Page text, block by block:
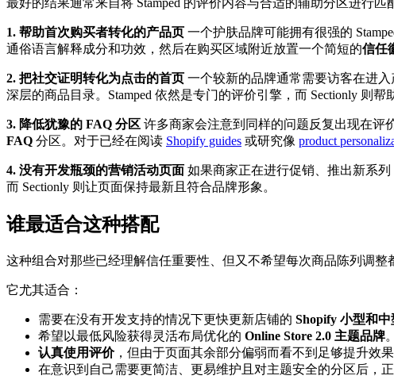
最好的结果通常来自将 Stamped 的评价内容与合适的辅助分区进行匹
1. 帮助首次购买者转化的产品页 一个护肤品牌可能拥有很强的
通俗语言解释成分和功效，然后在购买区域附近放置一个简短的信任
2. 把社交证明转化为点击的首页 一个较新的品牌通常需要访客在进
深层的商品目录。Stamped 依然是专门的评价引擎，而 Sectionly 则帮
3. 降低犹豫的 FAQ 分区 许多商家会注意到同样的问题反复出现在评
FAQ 分区。对于已经在阅读 Shopify guides 或研究像 product
4. 没有开发瓶颈的营销活动页面 如果商家正在进行促销、推出新系
而 Sectionly 则让页面保持最新且符合品牌形象。
谁最适合这种搭配
这种组合对那些已经理解信任重要性、但又不希望每次商品陈列调整
它尤其适合：
需要在没有开发支持的情况下更快更新店铺的 Shopify 小型和中
希望以最低风险获得灵活布局优化的 Online Store 2.0 主题品牌。
认真使用评价，但由于页面其余部分偏弱而看不到足够提升效果
在意识到自己需要更简洁、更易维护且对主题安全的分区后，